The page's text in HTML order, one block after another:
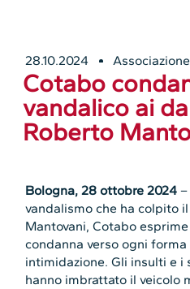
28.10.2024 Associazione
Cotabo
vandalico ai
Roberto
Bologna, 28 ottobre 2024 –
vandalismo che ha colpito
Mantovani, Cotabo
condanna verso ogni forma
intimidazione. Gli insulti e i
hanno imbrattato il veicolo